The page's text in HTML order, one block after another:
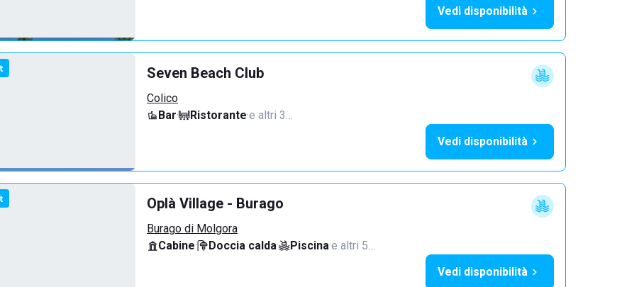
Vedi disponibilità
Seven Beach Club
Colico
Bar· Ristorante·e altri 3…
Vedi disponibilità
Oplà Village - Burago
Burago di Molgora
Cabine· Doccia calda· Piscina·e altri 5…
Vedi disponibilità